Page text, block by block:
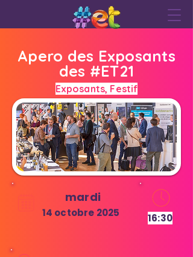
Apero des Exposants
des #ET21
Exposants, Festif
mardi
14 octobre 2025 16:30